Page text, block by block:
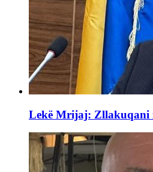
Lekë Mrijaj: Zllakuqani